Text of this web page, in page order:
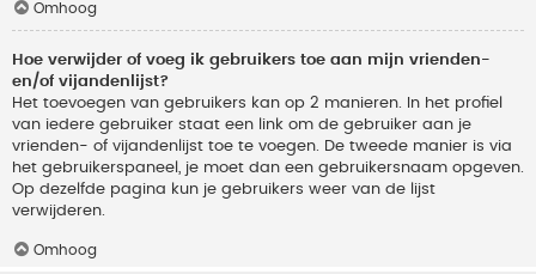
Omhoog
Hoe verwijder of voeg ik gebruikers toe aan mijn vrienden-
en/of vijandenlijst?
Het toevoegen van gebruikers kan op 2 manieren. In het profiel
van iedere gebruiker staat een link om de gebruiker aan je
vrienden- of vijandenlijst toe te voegen. De tweede manier is via
het gebruikerspaneel, je moet dan een gebruikersnaam opgeven.
Op dezelfde pagina kun je gebruikers weer van de lijst
verwijderen.
Omhoog